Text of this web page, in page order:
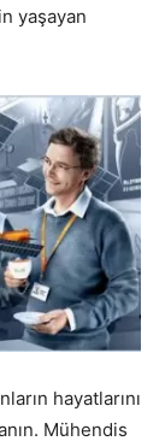
yaşayan
hayatlarını
Mühendis